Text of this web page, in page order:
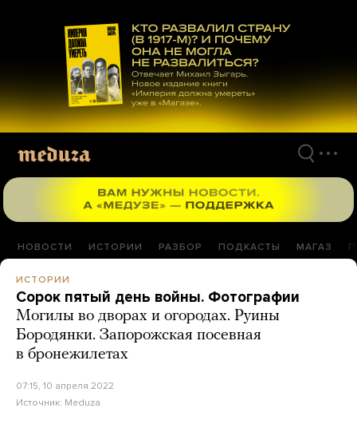
материалам
НОВОСТИ ИСТОРИИ РАЗБОР ПОДКАСТЫ МАГАЗ
ИСТОРИИ
Сорок пятый день войны. Фотографии
Могилы во дворах и огородах. Руины
Бородянки. Запорожская посевная
в бронежилетах
07:15, 10 апреля 2022
Источник: Meduza